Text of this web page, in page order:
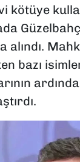
kötüye
bazı